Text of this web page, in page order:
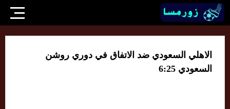
الاهلي السعودي ضد الاتفاق في دوري روشن
السعودي 6:25